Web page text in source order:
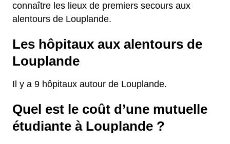
connaître les lieux de premiers secours aux
alentours de Louplande.
Les hôpitaux aux alentours de
Louplande
Il y a 9 hôpitaux autour de Louplande.
Quel est le coût d’une mutuelle
étudiante à Louplande ?